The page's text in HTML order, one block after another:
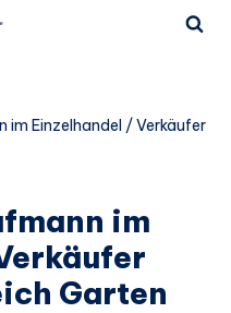
im Einzelhandel / Verkäufer
im
Garten